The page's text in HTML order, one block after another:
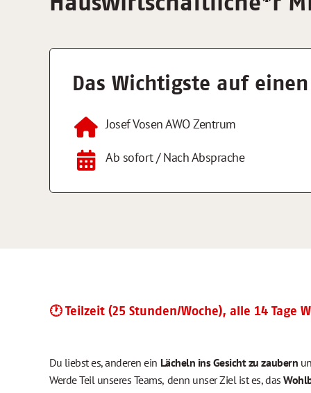
Das Wichtigste auf
Josef Vosen AWO Zentrum
Ab sofort / Nach Absprache
🕐 Teilzeit (25 Stunden/Woche), alle 14 Tage
Du liebst es, anderen ein Lächeln ins Gesicht zu zaubern
Werde Teil unseres Teams, denn unser Ziel ist es, das